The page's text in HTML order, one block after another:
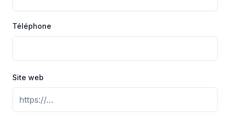
Téléphone
Site web